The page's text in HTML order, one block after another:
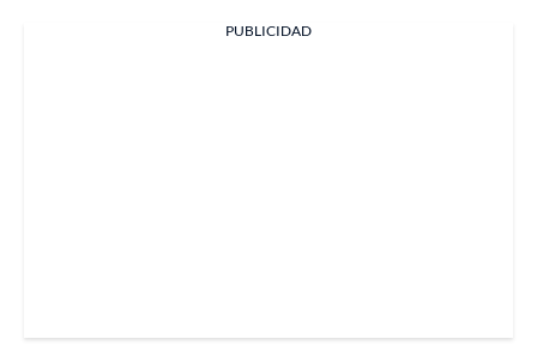
PUBLICIDAD